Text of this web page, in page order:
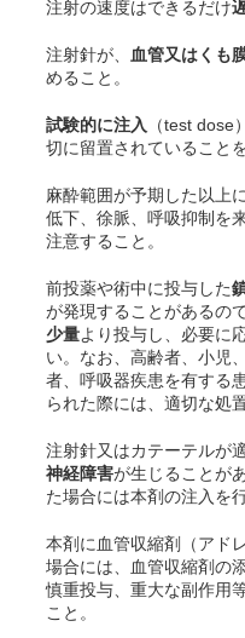
注射の速度はできるだけ
注射針が、 血管又はくも
めること。
試験的に注入
（test dose
切に留置されていること
麻酔範囲が予期した以上
低下、徐脈、呼吸抑制を
注意すること。
前投薬や術中に投与した
が発現することがあるの
少量より投与し、必要に
い。なお、高齢者、小児
者、呼吸器疾患を有する
られた際には、適切な処
注射針又はカテーテルが
神経障害が生じることが
た場合には本剤の注入を
本剤に血管収縮剤（アド
場合には、血管収縮剤の
慎重投与、重大な副作用
こと。